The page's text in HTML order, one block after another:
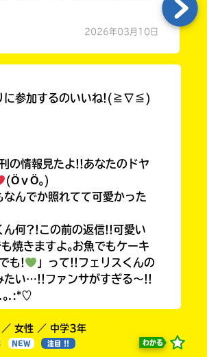
2026年03月10日
に参加するのいいね!(≧∇≦)
の情報見たよ!!あなたのドヤ
(ӦｖӦ｡)
なんでか照れてて可愛かった
ん何?!この前の返信!!可愛い
焼きますよ｡お魚でもケーキ
も!
」って!!フェリスくんの
たい…!!ファンサがすぎる〜!!
｡.:*♡
／ 女性 ／ 中学3年
NEW 注目 !! わかる